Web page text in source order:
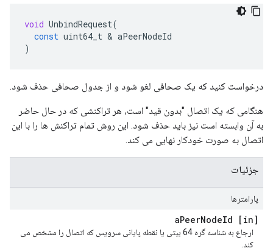
void UnbindRequest(
const uint64_t & aPeerNodeId
)
درخواست کنید که یک صحافی لغو شود و از جدول صحافی حذف شود.
هنگامی که یک اتصال "بدون قید" است، هر تراکنشی که در حال حاضر
به آن وابسته است نیز باید حذف شود. این روش تمام تراکنش ها را با این
اتصال به صورت خودکار نهایی می کند.
جزئیات
پارامترها
[in] a
PeerNodeId
ارجاع به شناسه گره 64 بیتی یا نقطه پایانی سرویس که اتصال را مشخص می
کند.